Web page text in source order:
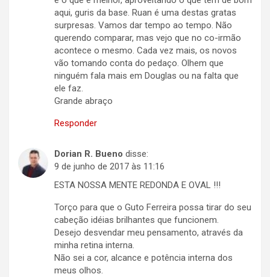
aqui, guris da base. Ruan é uma destas gratas
surpresas. Vamos dar tempo ao tempo. Não
querendo comparar, mas vejo que no co-irmão
acontece o mesmo. Cada vez mais, os novos
vão tomando conta do pedaço. Olhem que
ninguém fala mais em Douglas ou na falta que
ele faz.
Grande abraço
Responder
Dorian R. Bueno disse:
9 de junho de 2017 às 11:16
ESTA NOSSA MENTE REDONDA E OVAL !!!
Torço para que o Guto Ferreira possa tirar do seu
cabeção idéias brilhantes que funcionem.
Desejo desvendar meu pensamento, através da
minha retina interna.
Não sei a cor, alcance e potência interna dos
meus olhos.